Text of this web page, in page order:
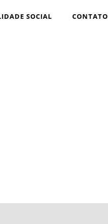
SOCIAL CONTATO